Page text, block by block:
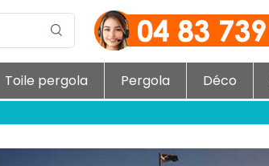
Toile pergola Pergola Déco